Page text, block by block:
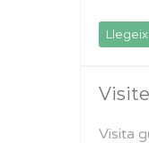
Visita